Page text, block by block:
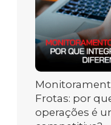
Frotas: por
operações é